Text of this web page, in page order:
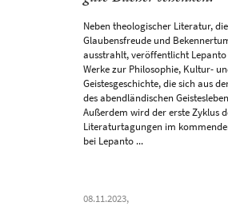
Neben theologischer Literatur, die
Glaubensfreude und
ausstrahlt, veröffentlicht
Werke zur Philosophie, Kultur-
Geistesgeschichte, die sich aus
des abendländischen
Außerdem wird der erste Zyklus
Literaturtagungen im
bei Lepanto ...
08.11.2023,